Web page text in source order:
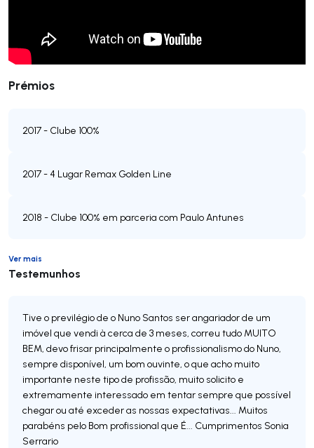
Prémios
2017 - Clube 100%
2017 - 4 Lugar Remax Golden Line
2018 - Clube 100% em parceria com Paulo Antunes
Ver mais
Testemunhos
Tive o previlégio de o Nuno Santos ser angariador de um
imóvel que vendi à cerca de 3 meses, correu tudo MUITO
BEM, devo frisar principalmente o profissionalismo do Nuno,
sempre disponível, um bom ouvinte, o que acho muito
importante neste tipo de profissão, muito solicito e
extremamente interessado em tentar sempre que possível
chegar ou até exceder as nossas expectativas... Muitos
parabéns pelo Bom profissional que É... Cumprimentos Sonia